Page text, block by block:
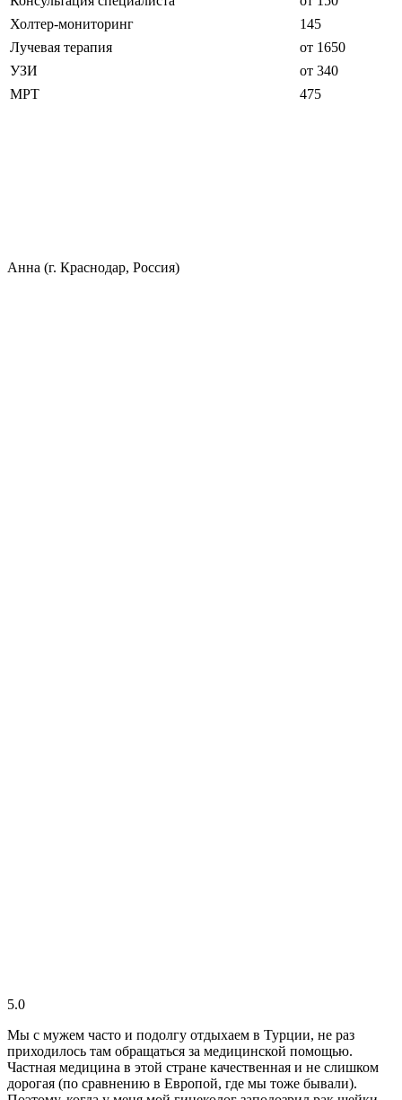
Холтер-мониторинг
145
Лучевая терапия
от 1650
УЗИ
от 340
МРТ
475
Анна (г. Краснодар, Россия)
5.0
Мы с мужем часто и подолгу отдыхаем в Турции, не раз
приходилось там обращаться за медицинской помощью.
Частная медицина в этой стране качественная и не слишком
дорогая (по сравнению в Европой, где мы тоже бывали).